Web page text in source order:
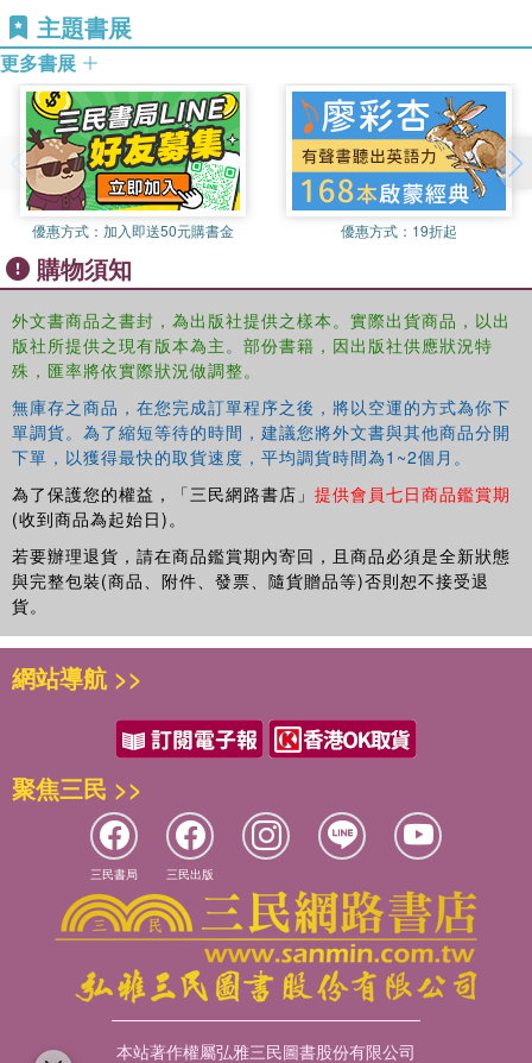
主題書展
更多書展
優惠方式： 加入即送50元購書金 優惠方式： 19折起
購物須知
外文書商品之書封，為出版社提供之樣本。實際出貨商品，以出
版社所提供之現有版本為主。部份書籍，因出版社供應狀況特
殊，匯率將依實際狀況做調整。
無庫存之商品，在您完成訂單程序之後，將以空運的方式為你下
單調貨。為了縮短等待的時間，建議您將外文書與其他商品分開
下單，以獲得最快的取貨速度，平均調貨時間為1~2個月。
為了保護您的權益，「三民網路書店」 提供會員七日商品鑑賞期
(收到商品為起始日)。
若要辦理退貨，請在商品鑑賞期內寄回，且商品必須是全新狀態
與完整包裝(商品、附件、發票、隨貨贈品等)否則恕不接受退
貨。
網站導航 >>
聚焦三民 >>
三民書局 三民出版
本站著作權屬弘雅三民圖書股份有限公司